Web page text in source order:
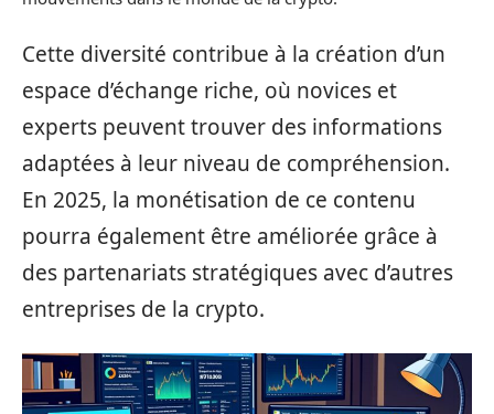
Cette diversité contribue à la création d’un
espace d’échange riche, où novices et
experts peuvent trouver des informations
adaptées à leur niveau de compréhension.
En 2025, la monétisation de ce contenu
pourra également être améliorée grâce à
des partenariats stratégiques avec d’autres
entreprises de la crypto.